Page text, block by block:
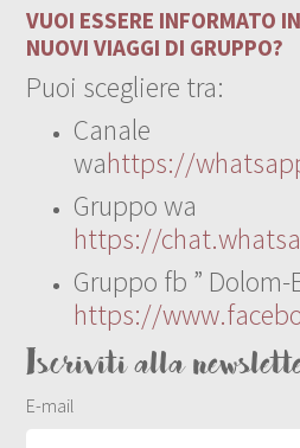
VUOI ESSERE INFORMATO
NUOVI VIAGGI DI GRUPPO?
Puoi scegliere tra:
Canale
wahttps://
Gruppo wa
https://
Gruppo fb ”
https://
Iscriviti alla
E-mail